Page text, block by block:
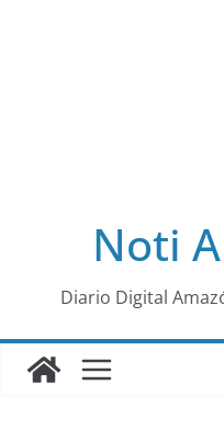
al
Noti
Diario Digital